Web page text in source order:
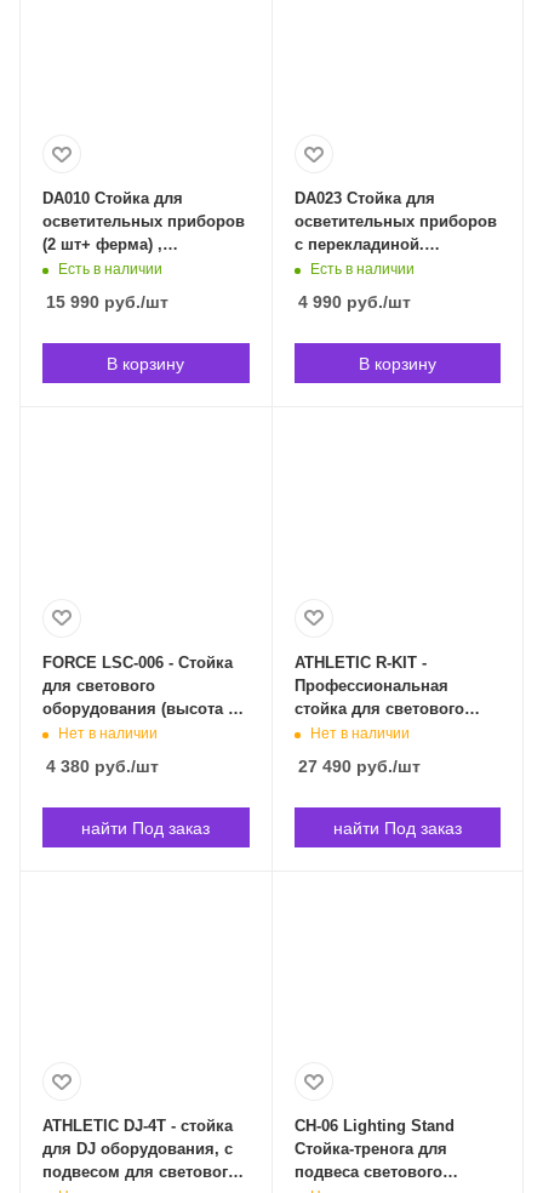
DA010 Стойка для
осветительных приборов
(2 шт+ ферма) ,
Soundking DA010 в
Есть в наличии
15 990 руб./шт
В корзину
DA023 Стойка для
осветительных приборов
c перекладиной.
Soundking DA023 в
Есть в наличии
4 990руб./шт
В корзину
FORCE LSC-006 - Стойка
для светового
оборудования (высота до
2,5м, до 30Кг) LSC-006 в
Нет в наличии
4 380 руб./шт
найти Под заказ
ATHLETIC R-KIT -
Профессиональная
стойка для светового
оборудования, ширина
R-KIT в Владивостоке
Нет в наличии
27 490руб./шт
найти Под заказ
ATHLETIC DJ-4T - стойка
для DJ оборудования, с
подвесом для светового
CH-06 Lighting Stand
Стойка-тренога для
подвеса светового